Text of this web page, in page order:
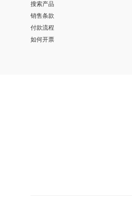
搜索产品
销售条款
付款流程
如何开票